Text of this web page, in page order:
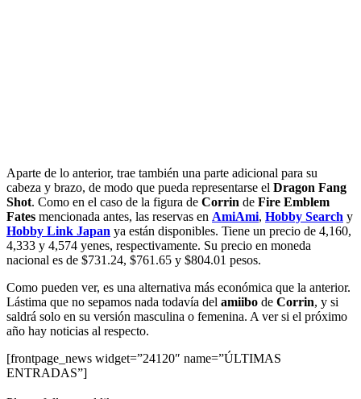
Aparte de lo anterior, trae también una parte adicional para su
cabeza y brazo, de modo que pueda representarse el Dragon Fang
Shot. Como en el caso de la figura de Corrin de Fire Emblem
Fates mencionada antes, las reservas en AmiAmi, Hobby Search y
Hobby Link Japan ya están disponibles. Tiene un precio de 4,160,
4,333 y 4,574 yenes, respectivamente. Su precio en moneda
nacional es de $731.24, $761.65 y $804.01 pesos.
Como pueden ver, es una alternativa más económica que la anterior.
Lástima que no sepamos nada todavía del amiibo de Corrin, y si
saldrá solo en su versión masculina o femenina. A ver si el próximo
año hay noticias al respecto.
[frontpage_news widget=”24120″ name=”ÚLTIMAS
ENTRADAS”]